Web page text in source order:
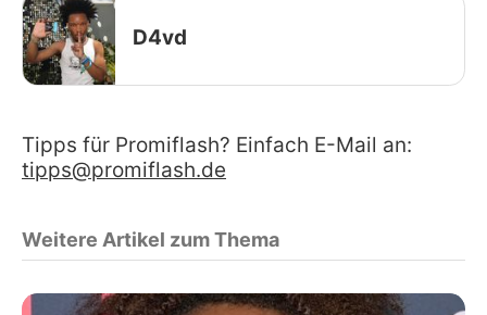
D4vd
Tipps für Promiflash? Einfach E-Mail an:
tipps@promiflash.de
Weitere Artikel zum Thema